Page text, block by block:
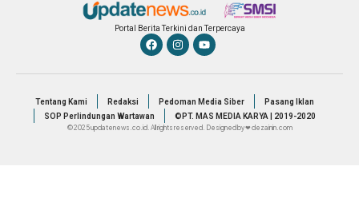
Portal Berita Terkini dan Terpercaya
Tentang Kami Redaksi Pedoman Media Siber
Pasang Iklan
SOP Perlindungan Wartawan
©PT. MAS MEDIA KARYA | 2019-2020
© 2025 updatenews.co.id. All rights reserved. Designed by ❤ dezainin.com